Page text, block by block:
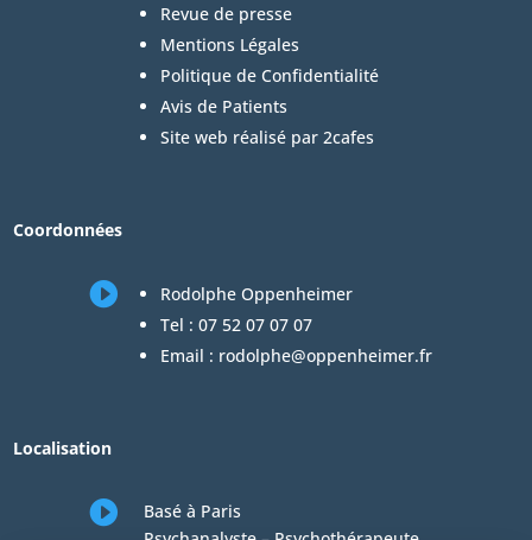
Revue de presse
Mentions Légales
Politique de Confidentialité
Avis de Patients
Site web réalisé par 2cafes
Coordonnées

Rodolphe Oppenheimer
Tel : 07 52 07 07 07
Email : rodolphe@oppenheimer.fr
Localisation

Basé à Paris